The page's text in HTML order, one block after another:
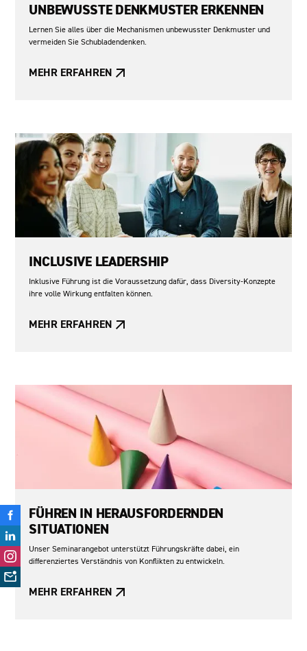
UNBEWUSSTE DENKMUSTER ERKENNEN
Lernen Sie alles über die Mechanismen unbewusster Denkmuster und
vermeiden Sie Schubladendenken.
MEHR ERFAHREN
INCLUSIVE LEADERSHIP
Inklusive Führung ist die Voraussetzung dafür, dass Diversity-Konzepte
ihre volle Wirkung entfalten können.
MEHR ERFAHREN
FÜHREN IN HERAUSFORDERNDEN
SITUATIONEN
Unser Seminarangebot unterstützt Führungskräfte dabei, ein
differenziertes Verständnis von Konflikten zu entwickeln.
MEHR ERFAHREN